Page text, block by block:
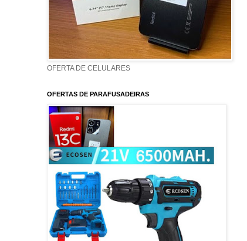
OFERTA DE CELULARES
OFERTAS DE PARAFUSADEIRAS